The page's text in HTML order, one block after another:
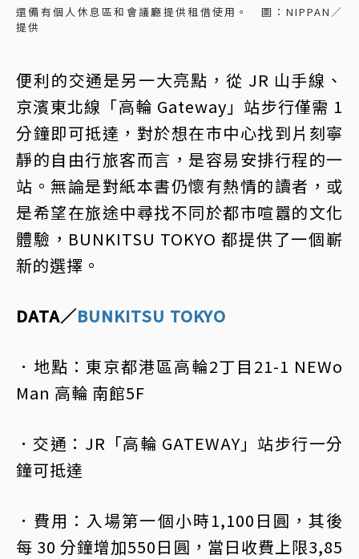
還備有個人休息區和會議廳提供租借使用。 圖：NIPPAN／
提供
便利的交通是另一大亮點，從 JR 山手線、
京濱東北線「高輪 Gateway」站步行僅需 1
分鐘即可抵達，對於想在市中心找到片刻寧
靜的自由行旅客而言，是容易安排行程的一
站。無論是對紙本書仍懷有熱情的讀者，或
是希望在旅途中尋找不同於都市喧囂的文化
體驗，BUNKITSU TOKYO 都提供了一個嶄
新的選擇。
DATA／BUNKITSU TOKYO
．地點：東京都港區高輪2丁目21-1 NEWo
Man 高輪 南館5F
．交通：JR「高輪 GATEWAY」站步行一分
鐘可抵達
．費用：入場第一個小時1,100日圓，其後
每 30 分鐘增加550日圓，當日收費上限3,85